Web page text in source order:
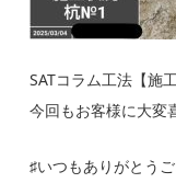
SATコラム工法【施
今回もお客様に大変
♯いつもありがとう